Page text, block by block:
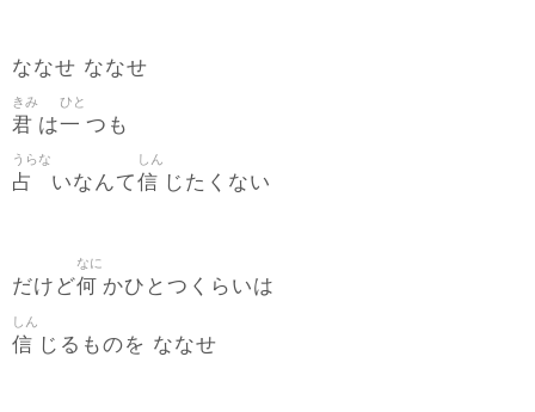
ななせ ななせ
君
きみ
は一
ひと
つも
占
うらな
いなんて信
しん
じたくない
だけど何
なに
かひとつくらいは
信
しん
じるものを ななせ